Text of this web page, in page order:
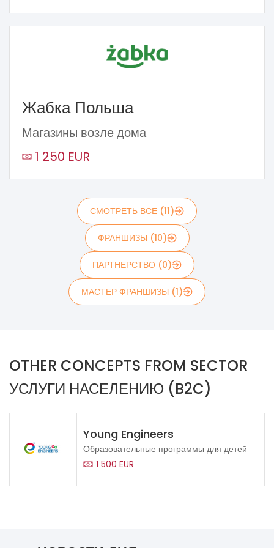
Жабка Польша
Магазины возле дома
1 250 EUR
СМОТРЕТЬ ВСЕ (11)
ФРАНШИЗЫ (10)
ПАРТНЕРСТВО (0)
МАСТЕР ФРАНШИЗЫ (1)
OTHER CONCEPTS FROM SECTOR
УСЛУГИ НАСЕЛЕНИЮ (B2C)
Young Engineers
Образовательные программы для детей
1 500 EUR